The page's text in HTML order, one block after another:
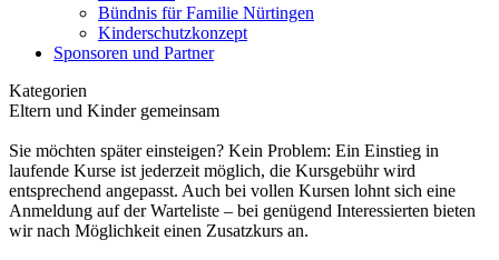
Bündnis für Familie Nürtingen
Kinderschutzkonzept
Sponsoren und Partner
Kategorien
Eltern und Kinder gemeinsam
Sie möchten später einsteigen? Kein Problem: Ein Einstieg in
laufende Kurse ist jederzeit möglich, die Kursgebühr wird
entsprechend angepasst. Auch bei vollen Kursen lohnt sich eine
Anmeldung auf der Warteliste – bei genügend Interessierten bieten
wir nach Möglichkeit einen Zusatzkurs an.